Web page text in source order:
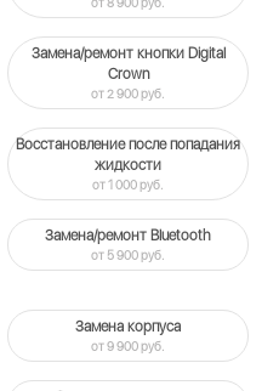
Замена/ремонт кнопки Digital
Crown
от 2 900 руб.
Восстановление после попадания
жидкости
от 1 000 руб.
Замена/ремонт Bluetooth
от 5 900 руб.
Замена корпуса
от 9 900 руб.